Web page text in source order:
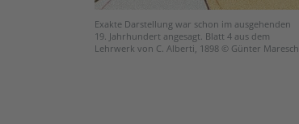
Exakte Darstellung war schon im ausgehenden
19. Jahrhundert angesagt. Blatt 4 aus dem
Lehrwerk von C. Alberti, 1898 © Günter Maresch